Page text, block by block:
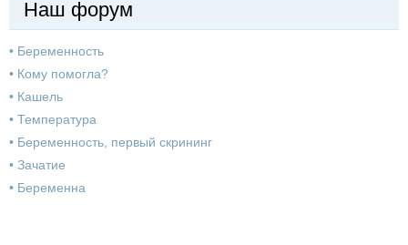
Наш форум
• Беременность
• Кому помогла?
• Кашель
• Температура
• Беременность, первый скрининг
• Зачатие
• Беременна